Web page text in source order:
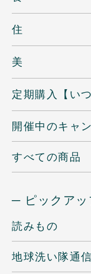
住
美
定期購入【い
開催中のキャ
すべての商品
─ ピックアッ
読みもの
地球洗い隊通